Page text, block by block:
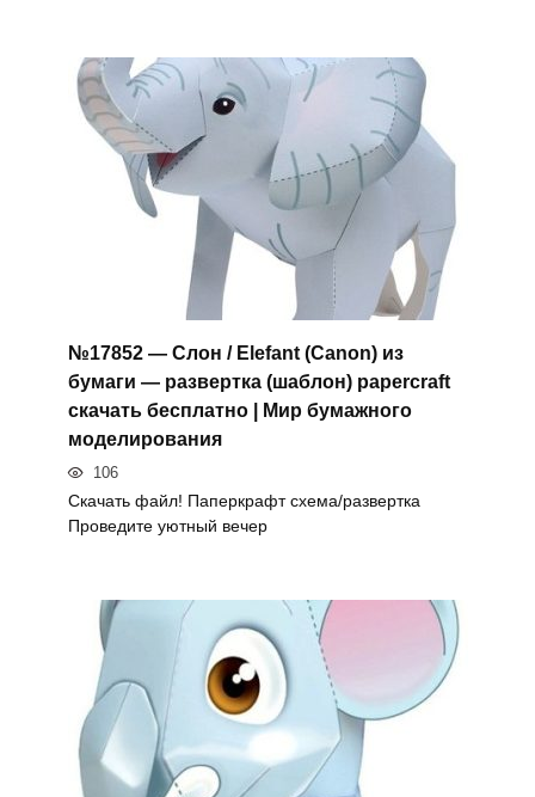
№17852 — Слон / Elefant (Canon) из
бумаги — развертка (шаблон) papercraft
скачать бесплатно | Мир бумажного
моделирования
106
Скачать файл! Паперкрафт схема/развертка
Проведите уютный вечер